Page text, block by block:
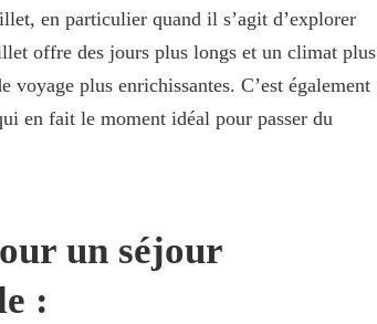
en particulier quand il s’agit d’explorer
offre des jours plus longs et un climat plus
voyage plus enrichissantes. C’est également
en fait le moment idéal pour passer du
un séjour
: